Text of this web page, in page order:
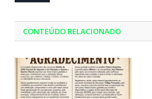
CONTEÚDO RELACIONADO